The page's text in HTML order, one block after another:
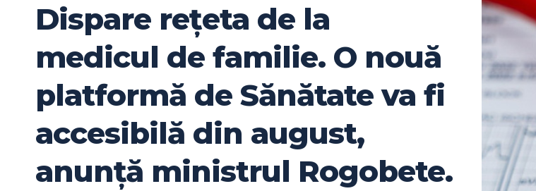
Dispare rețeta de la
medicul de familie. O nouă
platformă de Sănătate va fi
accesibilă din august,
anunță ministrul Rogobete.